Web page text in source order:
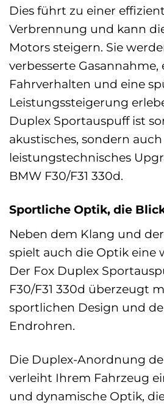
Dies führt zu einer
Verbrennung und kann
Motors steigern. Sie
verbesserte Gasannahme,
Fahrverhalten und eine
Leistungssteigerung
Duplex Sportauspuff ist
akustisches, sondern auch
leistungstechnisches
BMW F30/F31 330d.
Sportliche Optik, die
Neben dem Klang und
spielt auch die Optik eine
Der Fox Duplex
F30/F31 330d überzeugt
sportlichen Design und
Endrohren.
Die Duplex-Anordnung
verleiht Ihrem Fahrzeug
und dynamische Optik,